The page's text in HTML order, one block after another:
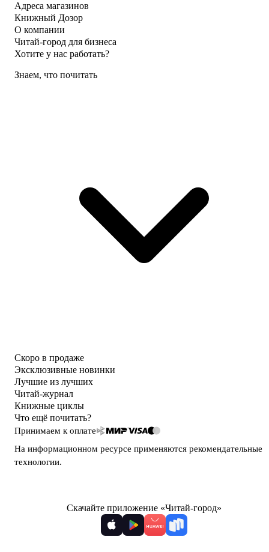
Адреса магазинов
Книжный Дозор
О компании
Читай-город для бизнеса
Хотите у нас работать?
Знаем, что почитать
Скоро в продаже
Эксклюзивные новинки
Лучшие из лучших
Читай-журнал
Книжные циклы
Что ещё почитать?
Принимаем к оплате
На информационном ресурсе применяются рекомендательные
технологии.
Скачайте приложение «Читай-город»